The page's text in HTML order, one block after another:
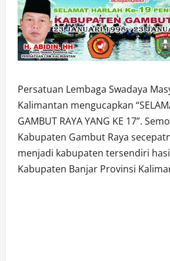
Persatuan Lembaga Swadaya
Kalimantan mengucapkan
GAMBUT RAYA YANG KE 17”.
Kabupaten Gambut Raya
menjadi kabupaten tersendiri
Kabupaten Banjar Provinsi